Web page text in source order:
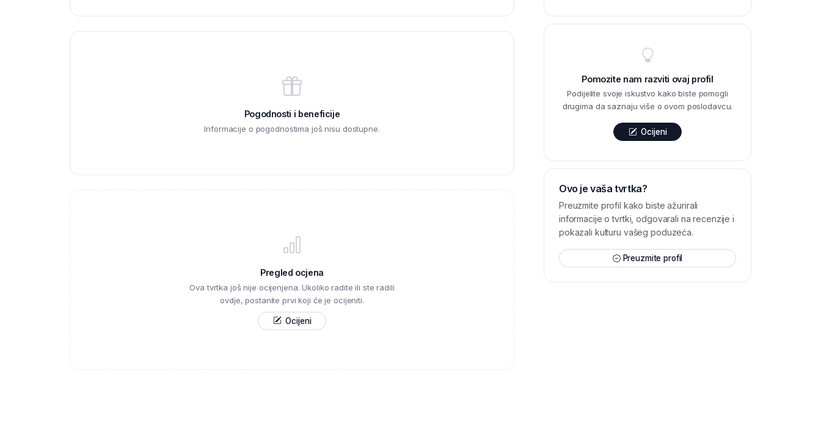
Pogodnosti i beneficije
Informacije o pogodnostima još nisu dostupne.
Pregled ocjena
Ova tvrtka još nije ocijenjena. Ukoliko radite ili ste radili
ovdje, postanite prvi koji će je ocijeniti.
Ocijeni
Pomozite nam razviti ovaj profil
Podijelite svoje iskustvo kako biste pomogli
drugima da saznaju više o ovom poslodavcu.
Ocijeni
Ovo je vaša tvrtka?
Preuzmite profil kako biste ažurirali
informacije o tvrtki, odgovarali na recenzije i
pokazali kulturu vašeg poduzeća.
Preuzmite profil